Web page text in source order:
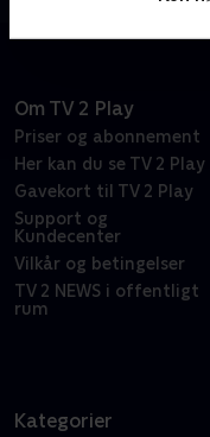
Om TV 2 Play
Priser og abonnement
Her kan du se TV 2 Play
Gavekort til TV 2 Play
Support og
Kundecenter
Vilkår og betingelser
TV 2 NEWS i offentligt
rum
Kategorier